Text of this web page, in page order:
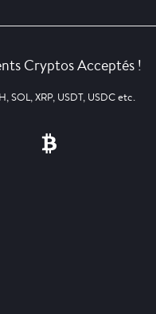
Cryptos Acceptés !
SOL, XRP, USDT, USDC etc.